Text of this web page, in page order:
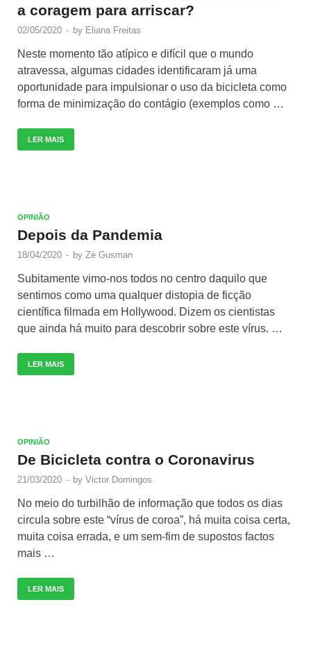
a coragem para arriscar?
02/05/2020 - by Eliana Freitas
Neste momento tão atípico e difícil que o mundo
atravessa, algumas cidades identificaram já uma
oportunidade para impulsionar o uso da bicicleta como
forma de minimização do contágio (exemplos como …
LER MAIS
OPINIÃO
Depois da Pandemia
18/04/2020 - by Zé Gusman
Subitamente vimo-nos todos no centro daquilo que
sentimos como uma qualquer distopia de ficção
científica filmada em Hollywood. Dizem os cientistas
que ainda há muito para descobrir sobre este vírus. …
LER MAIS
OPINIÃO
De Bicicleta contra o Coronavirus
21/03/2020 - by Victor Domingos
No meio do turbilhão de informação que todos os dias
circula sobre este “vírus de coroa”, há muita coisa certa,
muita coisa errada, e um sem-fim de supostos factos
mais …
LER MAIS